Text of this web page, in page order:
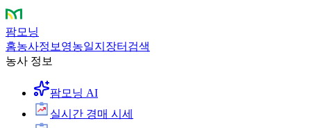
팜모닝
홈농사정보 영농일지 장터 검색
농사 정보
팜모닝 AI
실시간 경매 시세